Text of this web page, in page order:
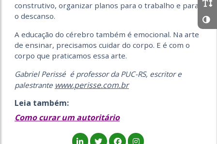
construtivo, organizar planos para o trabalho e para
o descanso.
A educação do cérebro também é emocional. Na arte
de ensinar, precisamos cuidar do corpo. E é com o
corpo que praticamos essa arte.
Gabriel Perissé é professor da PUC-RS, escritor e
palestrante www.perisse.com.br
Leia também:
Como curar um autoritário